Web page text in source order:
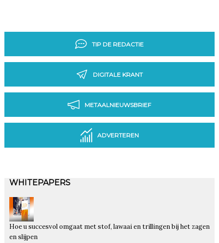
TIP DE REDACTIE
DIGITALE KRANT
METAALNIEUWSBRIEF
ADVERTEREN
WHITEPAPERS
Hoe u succesvol omgaat met stof, lawaai en trillingen bij het zagen
en slijpen